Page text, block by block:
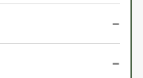
-
-